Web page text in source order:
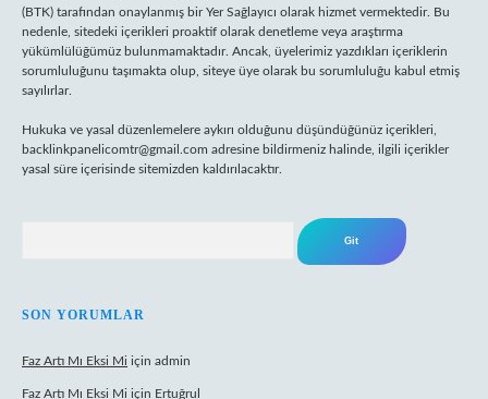
(BTK) tarafından onaylanmış bir Yer Sağlayıcı olarak hizmet vermektedir. Bu
nedenle, sitedeki içerikleri proaktif olarak denetleme veya araştırma
yükümlülüğümüz bulunmamaktadır. Ancak, üyelerimiz yazdıkları içeriklerin
sorumluluğunu taşımakta olup, siteye üye olarak bu sorumluluğu kabul etmiş
sayılırlar.
Hukuka ve yasal düzenlemelere aykırı olduğunu düşündüğünüz içerikleri,
backlinkpanelicomtr@gmail.com adresine bildirmeniz halinde, ilgili içerikler
yasal süre içerisinde sitemizden kaldırılacaktır.
SON YORUMLAR
Faz Artı Mı Eksi Mi için admin
Faz Artı Mı Eksi Mi için Ertuğrul